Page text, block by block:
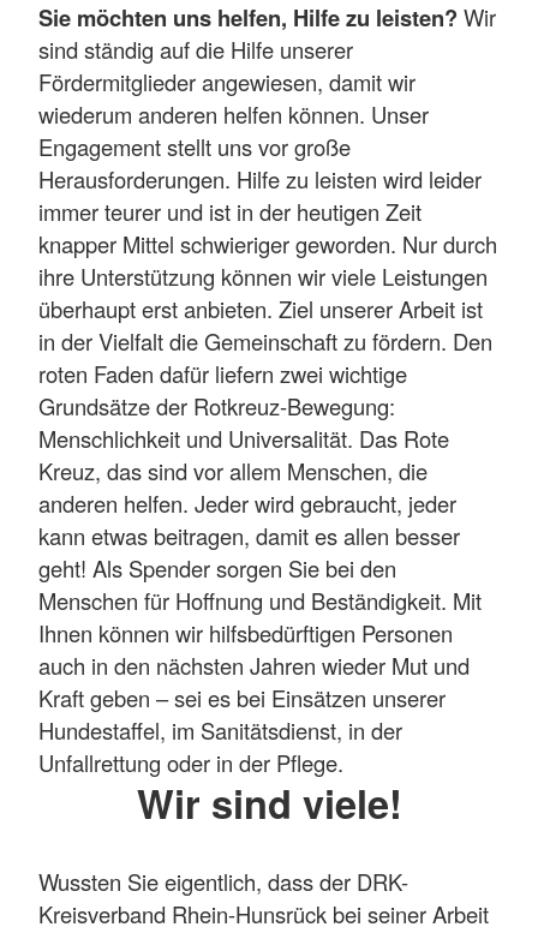
Sie möchten uns helfen, Hilfe zu leisten?Wir
sind ständig auf die Hilfe unserer
Fördermitglieder angewiesen, damit wir
wiederum anderen helfen können. Unser
Engagement stellt uns vor große
Herausforderungen. Hilfe zu leisten wird leider
immer teurer und ist in der heutigen Zeit
knapper Mittel schwieriger geworden. Nur durch
ihre Unterstützung können wir viele Leistungen
überhaupt erst anbieten. Ziel unserer Arbeit ist
in der Vielfalt die Gemeinschaft zu fördern. Den
roten Faden dafür liefern zwei wichtige
Grundsätze der Rotkreuz-Bewegung:
Menschlichkeit und Universalität. Das Rote
Kreuz, das sind vor allem Menschen, die
anderen helfen. Jeder wird gebraucht, jeder
kann etwas beitragen, damit es allen besser
geht! Als Spender sorgen Sie bei den
Menschen für Hoffnung und Beständigkeit. Mit
Ihnen können wir hilfsbedürftigen Personen
auch in den nächsten Jahren wieder Mut und
Kraft geben – sei es bei Einsätzen unserer
Hundestaffel, im Sanitätsdienst, in der
Unfallrettung oder in der Pflege.
Wir sind viele!
Wussten Sie eigentlich, dass der DRK-
Kreisverband Rhein-Hunsrück bei seiner Arbeit